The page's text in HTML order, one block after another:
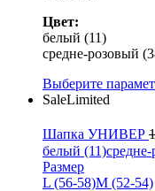
Цвет:
белый (11)
средне-розовый
Выберите
SaleLimited
Шапка УНИВЕР
белый (11)
Размер
L (56-58)M (52-54)